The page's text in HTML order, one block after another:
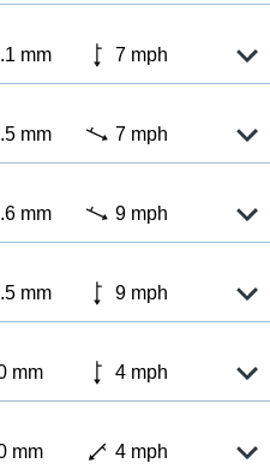
mm 7 mph
mm 7 mph
mm 9 mph
mm 9 mph
mm 4 mph
mm 4 mph